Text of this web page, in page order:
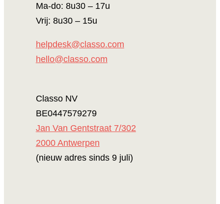
Ma-do: 8u30 – 17u
Vrij: 8u30 – 15u
helpdesk@classo.com
hello@classo.com
Classo NV
BE0447579279
Jan Van Gentstraat 7/302
2000 Antwerpen
(nieuw adres sinds 9 juli)